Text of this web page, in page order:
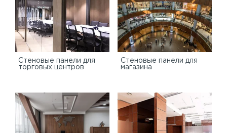
Cтеновые панели для
торговых центров
Стеновые панели для
магазина